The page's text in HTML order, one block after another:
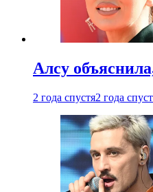
Алсу
2 года спустя2 года